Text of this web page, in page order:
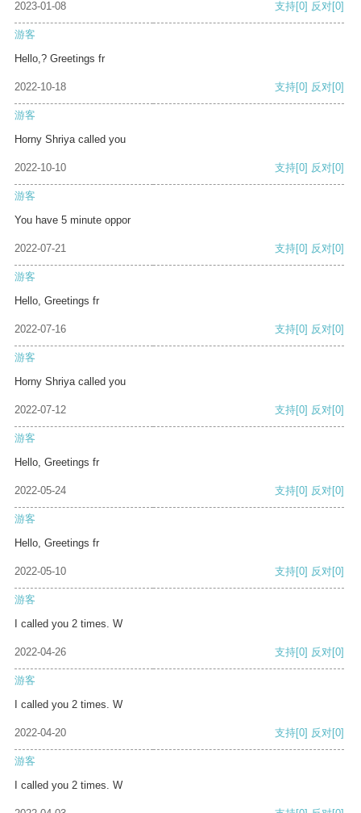
2023-01-08 支持[0] 反对[0]
游客
Hello,? Greetings fr
2022-10-18 支持[0] 反对[0]
游客
Horny Shriya called you
2022-10-10 支持[0] 反对[0]
游客
You have 5 minute oppor
2022-07-21 支持[0] 反对[0]
游客
Hello, Greetings fr
2022-07-16 支持[0] 反对[0]
游客
Horny Shriya called you
2022-07-12 支持[0] 反对[0]
游客
Hello, Greetings fr
2022-05-24 支持[0] 反对[0]
游客
Hello, Greetings fr
2022-05-10 支持[0] 反对[0]
游客
I called you 2 times. W
2022-04-26 支持[0] 反对[0]
游客
I called you 2 times. W
2022-04-20 支持[0] 反对[0]
游客
I called you 2 times. W